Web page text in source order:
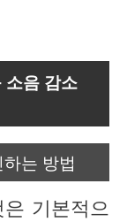
소음 감소
는 방법
기본적으